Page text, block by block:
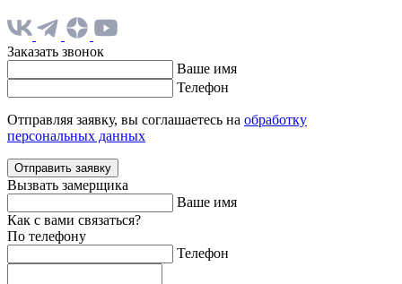
Заказать звонок
Ваше имя
Телефон
Отправляя заявку, вы соглашаетесь на обработку
персональных данных
Отправить заявку
Вызвать замерщика
Ваше имя
Как с вами связаться?
По телефону
Телефон